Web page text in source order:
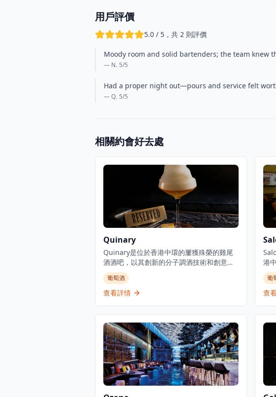
用戶評價
5.0 / 5，共 2 則評價
Moody room and solid bartenders; the team knew
— N. 5/5
Had a proper night out—pours and service felt
— Q. 5/5
相關約會好去處
Quinary
Quinary是位於香港中環的屢獲殊榮的雞尾
酒酒吧，以其創新的分子調酒技術和創意雞
尾酒製作方法而聞名。酒吧將科學技術與傳
統調酒相結合，創造獨特的飲酒體驗，特色
雞尾酒融合了液氮、可食用薄膜和芳香精華
的豐富菜單。該酒吧獲得國際認可，被視為
亞洲頂級雞尾酒目的地之一，吸引尋求優質
手工雞尾酒和高端飲酒體驗的本地人和遊
客。
葡萄酒
查看詳情
港
意
的
自
如
域
業
蹈
菜
圍
葡
查